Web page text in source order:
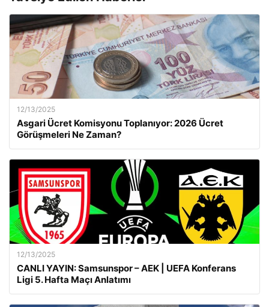
12/13/2025
Asgari Ücret Komisyonu Toplanıyor: 2026 Ücret
Görüşmeleri Ne Zaman?
12/13/2025
CANLI YAYIN: Samsunspor – AEK | UEFA Konferans
Ligi 5. Hafta Maçı Anlatımı